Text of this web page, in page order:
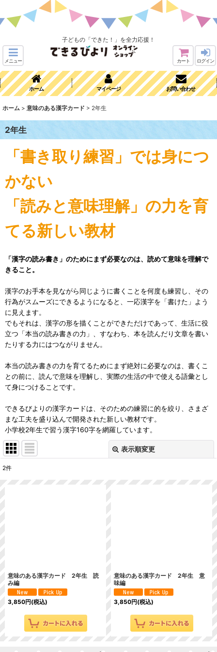
子どもの「できた！」を全力応援！
メニュー カート ログイン
ホーム マイページ お問い合わせ
ホーム > 意味のある漢字カード > 2年生
2年生
「書き取り練習」では身につ
かない
「読みと意味理解」の力を育
てる新しい教材
「漢字の読み書き」のためにまず必要なのは、読めて意味を理解で
きること。
漢字のお手本を見ながら同じように書くことを何度も練習し、その
行為がスムーズにできるようになると、一応漢字を「書けた」よう
に見えます。
でもそれは、漢字の形を描くことができただけであって、生活に役
立つ「本当の読み書きの力」、すなわち、本を読んだり文章を書い
たりする力にはつながりません。
本当の読み書きの力を育てるためにまず絶対に必要なのは、書くこ
との前に、読んで意味を理解し、実際の生活の中で使える語彙とし
て身につけることです。
できるびよりの漢字カードは、そのための練習に的を絞り、さまざ
まな工夫を盛り込んで開発された新しい教材です。
小学校2年生で習う漢字160字を網羅しています。
表示順変更
2件
意味のある漢字カード 2年生 読
み編
3,850円(税込)
意味のある漢字カード 2年生 意
味編
3,850円(税込)